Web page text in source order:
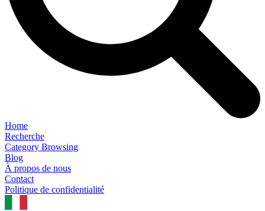
Home
Recherche
Category Browsing
Blog
À propos de nous
Contact
Politique de confidentialité